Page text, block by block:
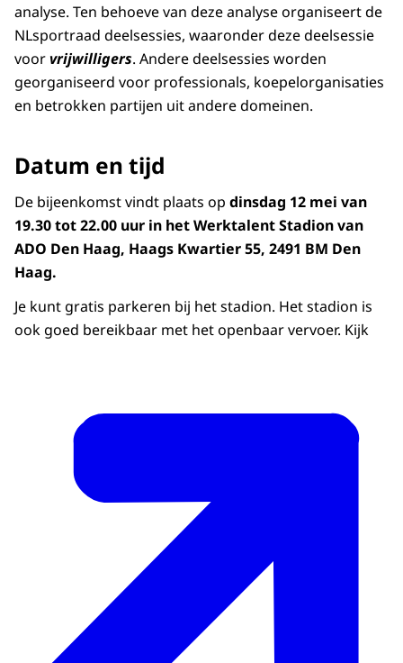
analyse. Ten behoeve van deze analyse organiseert de
NLsportraad deelsessies, waaronder deze deelsessie
voorvrijwilligers. Andere deelsessies worden
georganiseerd voor professionals, koepelorganisaties
en betrokken partijen uit andere domeinen.
Datum en tijd
De bijeenkomst vindt plaats op dinsdag 12 mei van
19.30 tot 22.00 uur in het Werktalent Stadion van
ADO Den Haag, Haags Kwartier 55, 2491 BM Den
Haag.
Je kunt gratis parkeren bij het stadion. Het stadion is
ook goed bereikbaar met het openbaar vervoer. Kijk